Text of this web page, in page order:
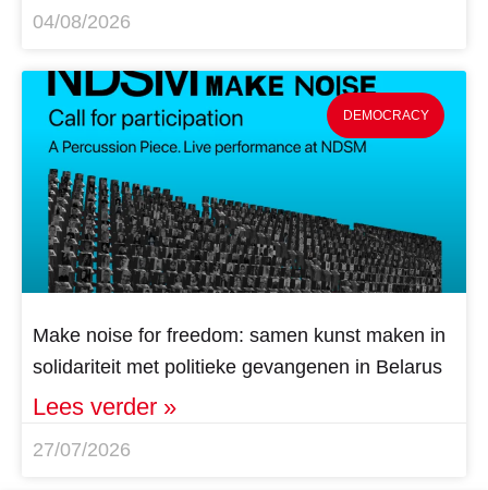
04/08/2026
DEMOCRACY
Make noise for freedom: samen kunst maken in
solidariteit met politieke gevangenen in Belarus
Lees verder »
27/07/2026